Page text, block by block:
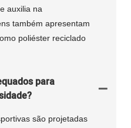
auxilia na
também apresentam
poliéster reciclado
para
são projetadas